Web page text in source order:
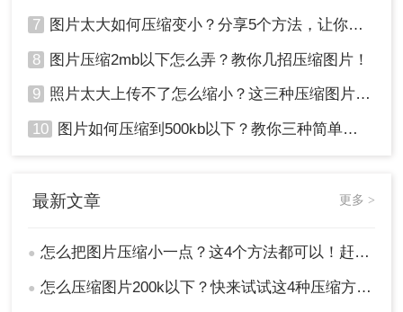
7 图片太大如何压缩变小？分享5个方法，让你轻松调整图片大小
8 图片压缩2mb以下怎么弄？教你几招压缩图片！
9 照片太大上传不了怎么缩小？这三种压缩图片的方法非常实用！
10 图片如何压缩到500kb以下？教你三种简单方法！
最新文章 更多 >
● 怎么把图片压缩小一点？这4个方法都可以！赶紧试试！
● 怎么压缩图片200k以下？快来试试这4种压缩方法!！